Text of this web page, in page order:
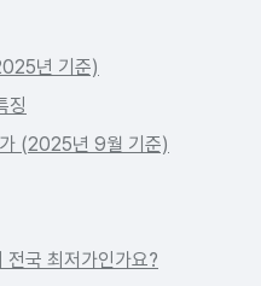
년 기준)
징
(2025년 9월 기준)
전국 최저가인가요?